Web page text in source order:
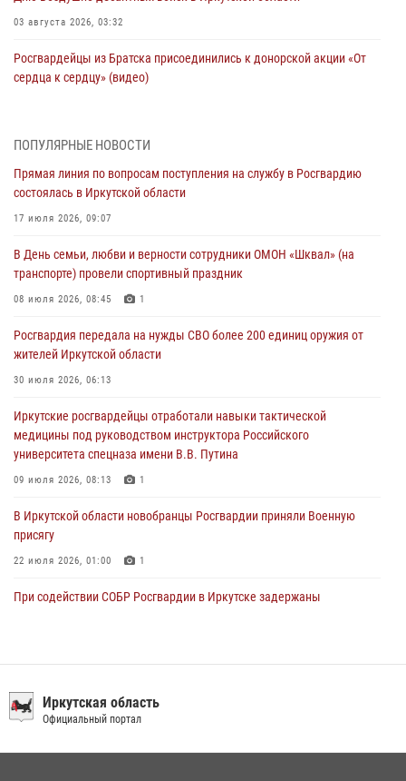
03 августа 2026, 03:32
Росгвардейцы из Братска присоединились к донорской акции «От
сердца к сердцу» (видео)
Сотрудники Росгвардии нашли и вернули родственникам
30 июля 2026, 07:37
Росгвардия передала на нужды СВО более 200 единиц оружия от
При силовой поддержке СОБР Росгвардии в Иркутской области
30 июля 2026, 04:19
В честь 10-летия Росгвардии сотрудники вневедомственной охраны
в ведомстве
29 июля 2026, 03:44
ПОПУЛЯРНЫЕ НОВОСТИ
Прямая линия по вопросам поступления на службу в Росгвардию
состоялась в Иркутской области
17 июля 2026, 09:07
В День семьи, любви и верности сотрудники ОМОН «Шквал» (на
транспорте) провели спортивный праздник
08 июля 2026, 08:45 1
Росгвардия передала на нужды СВО более 200 единиц оружия от
жителей Иркутской области
30 июля 2026, 06:13
Иркутские росгвардейцы отработали навыки тактической
медицины под руководством инструктора Российского
университета спецназа имени В.В. Путина
09 июля 2026, 08:13 1
В Иркутской области новобранцы Росгвардии приняли Военную
присягу
22 июля 2026, 01:00 1
При содействии СОБР Росгвардии в Иркутске задержаны
антитеррористической защищенности для полицейских из Иркутска
14 июля 2026, 08:29
Иркутская область
Официальный портал